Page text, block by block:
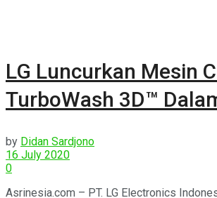
LG Luncurkan Mesin
TurboWash 3D™
by Didan Sardjono
16 July 2020
0
Asrinesia.com – PT. LG Electronics